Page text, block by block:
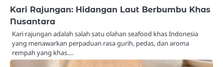
Kari Rajungan: Hidangan Laut Berbumbu Khas
Nusantara
Kari rajungan adalah salah satu olahan seafood khas Indonesia
yang menawarkan perpaduan rasa gurih, pedas, dan aroma
rempah yang khas.…